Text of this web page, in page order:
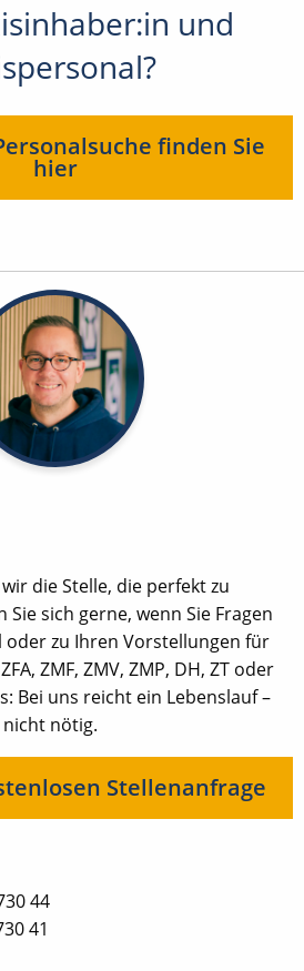
und
finden Sie
hier
die Stelle, die perfekt zu
Sie sich gerne, wenn Sie Fragen
oder zu Ihren Vorstellungen für
ZMF, ZMV, ZMP, DH, ZT oder
Bei uns reicht ein Lebenslauf –
nötig.
Stellenanfrage
44
41